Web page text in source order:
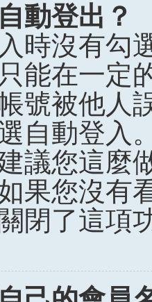
動登出？
時沒有勾
能在一定
號被他人
自動登入
議您這麼
果您沒有
閉了這項